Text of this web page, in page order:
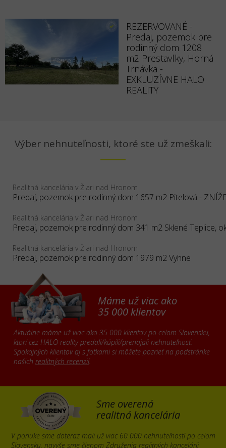
REZERVOVANÉ -
Predaj, pozemok pre
rodinný dom 1208
m2 Prestavlky, Horná
Trnávka -
EXKLUZÍVNE HALO
REALITY
Výber nehnuteľnosti, ktoré ste už zmeškali:
Realitná kancelária v Žiari nad Hronom
Realitná kancelária v Žiari nad Hronom
Realitná kancelária v Žiari nad Hronom
Predaj, pozemok pre rodinný dom 1979 m2 Vyhne
Máme už viac ako
35 000 klientov
Aktuálne máme už viac ako 35 000 klientov po celom Slovensku,
ktorí cez HALO reality predali/kúpili/prenajali nehnuteľnosť.
Spokojných klientov aj s fotkami si môžete pozrieť na podstránke
našich realitných recenzií.
Sme overená
realitná kancelária
V ponuke sme doteraz mali už viac 60 000 nehnuteľností po celom
Slovensku, navyše sme členom Združenia realitných kancelárii